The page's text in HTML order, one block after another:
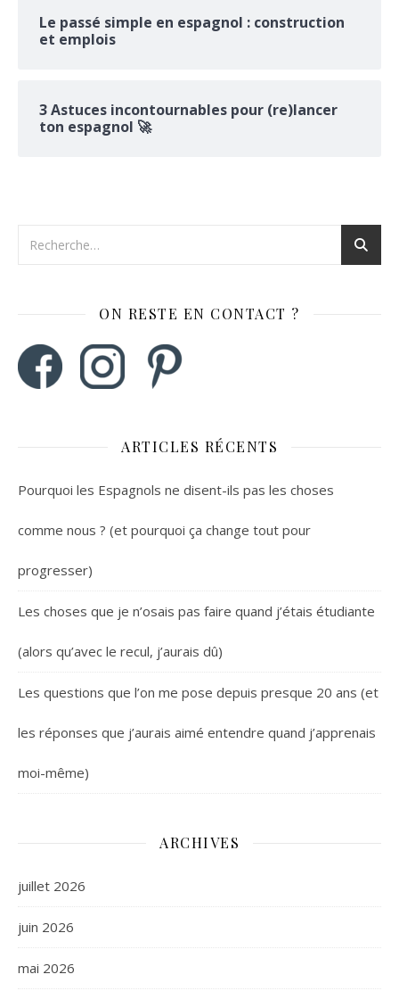
Le passé simple en espagnol : construction
et emplois
3 Astuces incontournables pour (re)lancer
ton espagnol 🚀
ON RESTE EN CONTACT ?
ARTICLES RÉCENTS
Pourquoi les Espagnols ne disent-ils pas les choses
comme nous ? (et pourquoi ça change tout pour
progresser)
Les choses que je n’osais pas faire quand j’étais étudiante
(alors qu’avec le recul, j’aurais dû)
Les questions que l’on me pose depuis presque 20 ans (et
les réponses que j’aurais aimé entendre quand j’apprenais
moi-même)
ARCHIVES
juillet 2026
juin 2026
mai 2026